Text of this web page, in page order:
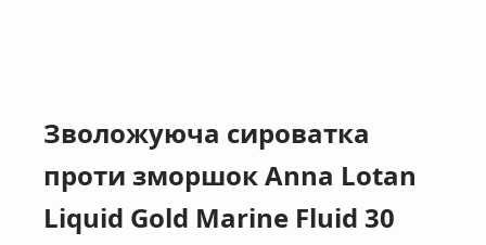
Зволожуюча сироватка
проти зморшок Anna Lotan
Liquid Gold Marine Fluid 30